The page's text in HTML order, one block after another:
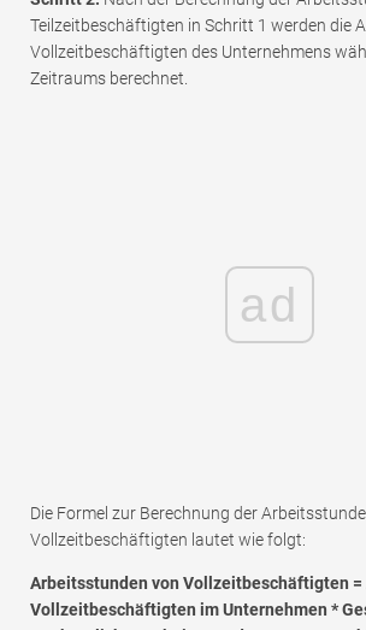
Teilzeitbeschäftigten in Schritt 1 werden die
Vollzeitbeschäftigten des Unternehmens
Zeitraums berechnet.
ad
Die Formel zur Berechnung der
Vollzeitbeschäftigten lautet wie folgt:
Arbeitsstunden von Vollzeitbeschäftigten =
Vollzeitbeschäftigten im Unternehmen *